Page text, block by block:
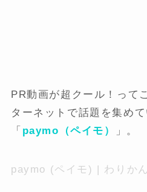
PR動画が超クール！って
ターネットで話題を集め
「 paymo（ペイモ） 」。
paymo (ペイモ) | わりか